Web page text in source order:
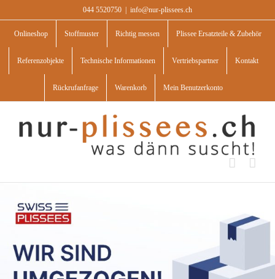
to
content
044 5520750 info@nur-plissees.ch
Onlineshop Stoffmuster Richtig messen Plissee Ersatzteile & Zubehör
Referenzobjekte Technische Informationen Vertriebspartner Kontakt
Rückrufanfrage Warenkorb Mein Benutzerkonto